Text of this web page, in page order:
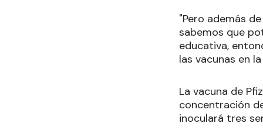
"Pero además
sabemos que
educativa,
las vacunas en
La vacuna de
concentración
inoculará tres